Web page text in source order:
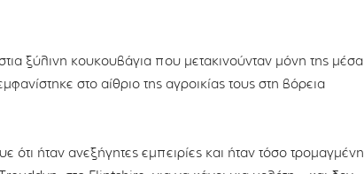
ξύλινη κουκουβάγια που μετακινούνταν μόνη της μέσα
στο αίθριο της αγροικίας τους στη βόρεια
ήταν ανεξήγητες εμπειρίες και ήταν τόσο τρομαγμένη